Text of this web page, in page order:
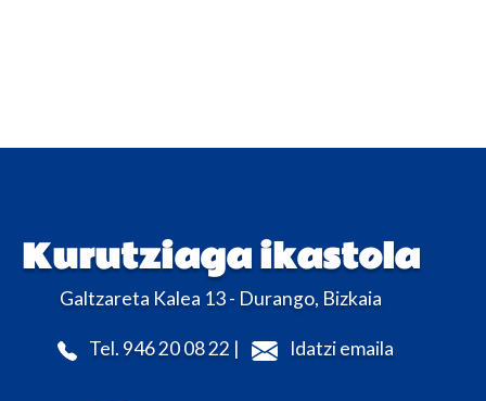
Kurutziaga ikastola
Galtzareta Kalea 13 - Durango, Bizkaia
Tel. 946 20 08 22 | Idatzi emaila